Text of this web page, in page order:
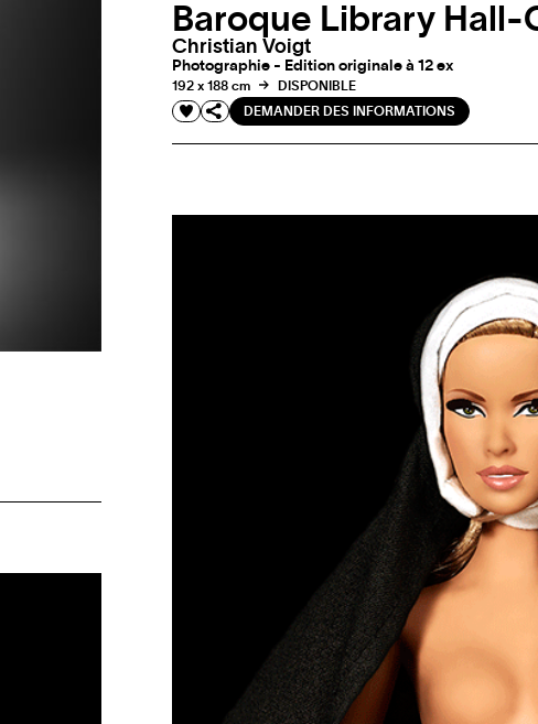
Baroque Library
Christian Voigt
Photographie - Edition originale à 12 ex
192 x 188 cm
DISPONIBLE
DEMANDER DES INFORMATIONS